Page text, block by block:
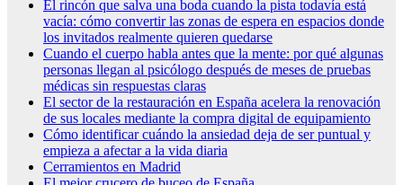
El rincón que salva una boda cuando la pista todavía está
vacía: cómo convertir las zonas de espera en espacios donde
los invitados realmente quieren quedarse
Cuando el cuerpo habla antes que la mente: por qué algunas
personas llegan al psicólogo después de meses de pruebas
médicas sin respuestas claras
El sector de la restauración en España acelera la renovación
de sus locales mediante la compra digital de equipamiento
Cómo identificar cuándo la ansiedad deja de ser puntual y
empieza a afectar a la vida diaria
Cerramientos en Madrid